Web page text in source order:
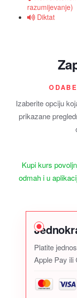
razumijevanje)
Diktat
Izaberite opciju
prikazane
Kupi kurs
odmah i u
Platite
Apple Pay ili